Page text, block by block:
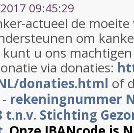
09:45:29
actueel de
om
u ons
via donaties:
donaties.html of
rekeningnummer
t.n.v. Stichting